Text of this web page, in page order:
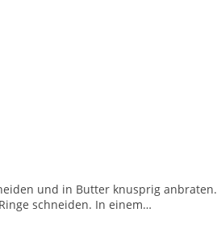
und in Butter knusprig anbraten.
schneiden. In einem…